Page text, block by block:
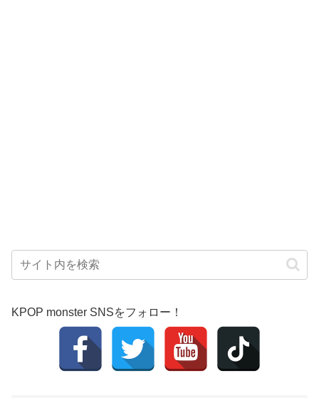
KPOP monster SNSをフォロー！